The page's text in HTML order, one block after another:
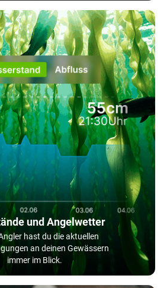
und Angelwetter
hast du die aktuellen
an deinen Gewässern
immer im Blick.